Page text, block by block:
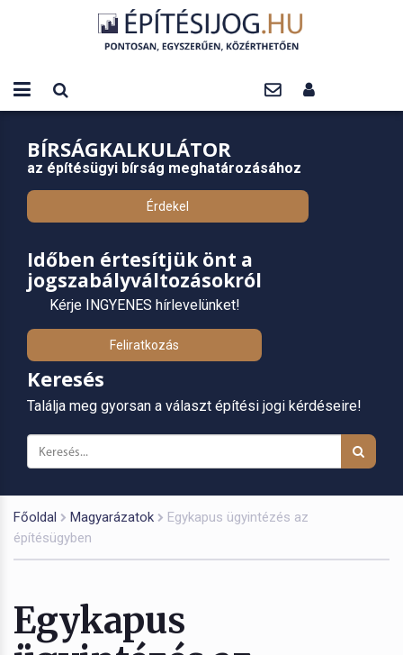
BÍRSÁGKALKULÁTOR
az építésügyi bírság meghatározásához
Érdekel
Időben értesítjük önt a
jogszabályváltozásokról
Kérje INGYENES hírlevelünket!
Feliratkozás
Keresés
Találja meg gyorsan a választ építési jogi kérdéseire!
Főoldal Magyarázatok
Egykapus ügyintézés az
építésügyben
Egykapus